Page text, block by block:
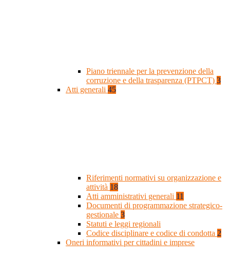
Piano triennale per la prevenzione della
corruzione e della trasparenza (PTPCT) 3
Atti generali 45
Riferimenti normativi su organizzazione e
attività 18
Atti amministrativi generali 11
Documenti di programmazione strategico-
gestionale 3
Statuti e leggi regionali
Codice disciplinare e codice di condotta 2
Oneri informativi per cittadini e imprese